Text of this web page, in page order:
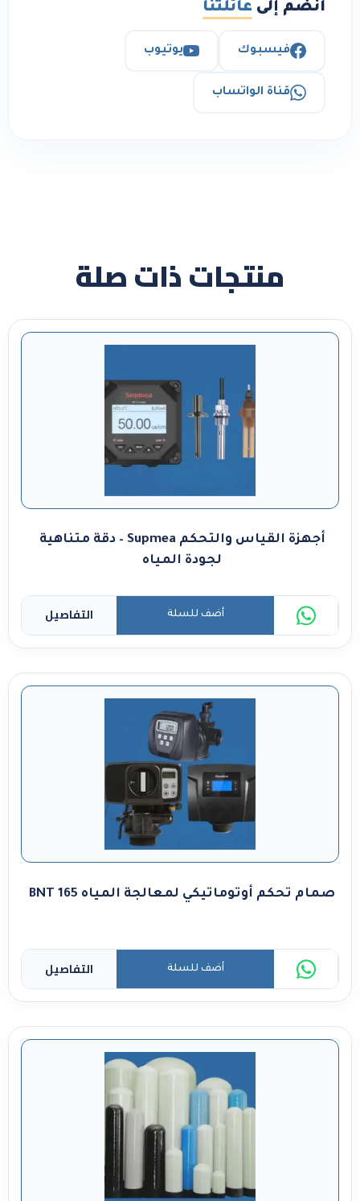
انضم إلى عائلتنا
فيسبوك يوتيوب
قناة الواتساب
منتجات ذات صلة
أجهزة القياس والتحكم Supmea – دقة متناهية
لجودة المياه
التفاصيل أضف للسلة
صمام تحكم أوتوماتيكي لمعالجة المياه BNT 165
التفاصيل أضف للسلة